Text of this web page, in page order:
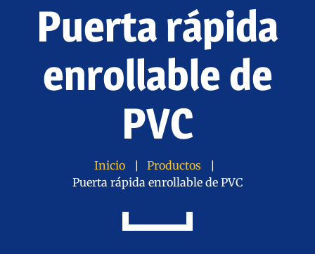
Puerta rápida
enrollable de
PVC
Inicio
Productos
Puerta rápida enrollable de PVC